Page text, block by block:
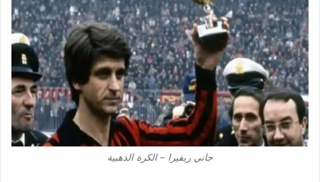
جاني ريفيرا – الكرة الذهبية